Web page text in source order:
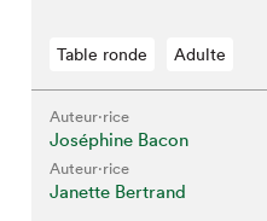
Table ronde Adulte
Auteur·rice
Joséphine Bacon
Auteur·rice
Janette Bertrand